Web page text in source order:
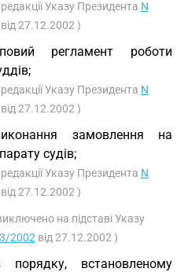
Указу Президента N
від 27.12.2002 )
регламент роботи
Указу Президента N
від 27.12.2002 )
замовлення на
судів;
Указу Президента N
від 27.12.2002 )
на підставі Указу
2002 від 27.12.2002 )
встановленому